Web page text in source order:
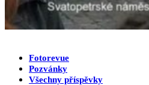
Fotorevue
Pozvánky
Všechny příspěvky